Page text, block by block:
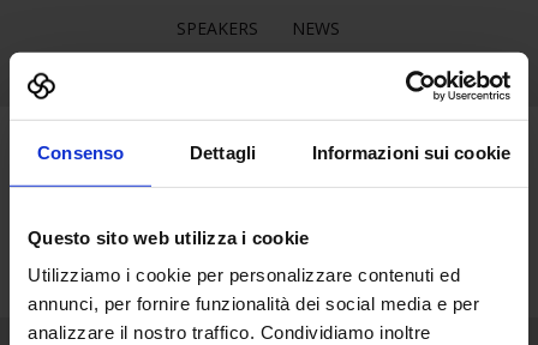
Consenso Dettagli Informazioni sui cookie
Questo sito web utilizza i cookie
Utilizziamo i cookie per personalizzare contenuti ed
annunci, per fornire funzionalità dei social media e per
analizzare il nostro traffico. Condividiamo inoltre
SPEAKERS
NEWS